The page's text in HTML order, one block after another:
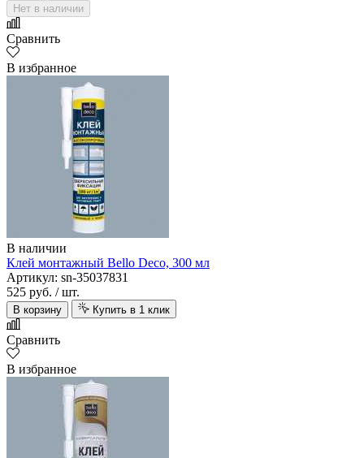
Нет в наличии
Сравнить
В избранное
В наличии
Клей монтажный Bello Deco, 300 мл
Артикул: sn-35037831
525 руб. / шт.
В корзину Купить в 1 клик
Сравнить
В избранное